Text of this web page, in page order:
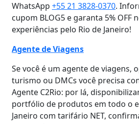
WhatsApp +55 21 3828-0370.
cupom BLOG5 e garanta 5% OFF
experiências pelo Rio de Janeiro!
Agente de Viagens
Se você é um agente de viagens,
turismo ou DMCs você precisa
Agente C2Rio: por lá,
portfólio de produtos em todo o
Janeiro com tarifário NET,